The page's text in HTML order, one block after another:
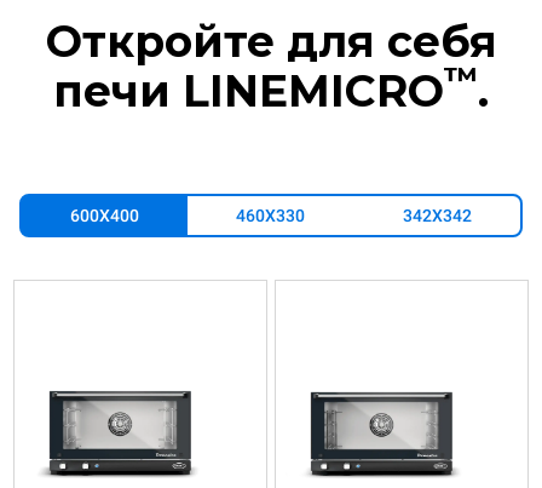
Откройте для себя
печи LINEMICRO™.
600X400 460X330 342X342
600x400
противней
электрический
4
600x400
противней
электрический